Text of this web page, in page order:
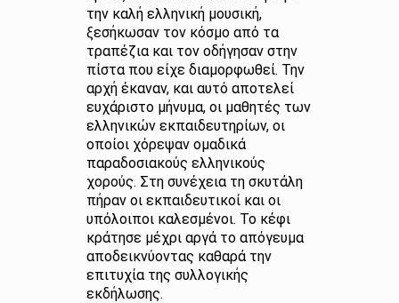
την καλή ελληνική μουσική,
ξεσήκωσαν τον κόσμο από τα
τραπέζια και τον οδήγησαν στην
πίστα που είχε διαμορφωθεί. Την
αρχή έκαναν, και αυτό αποτελεί
ευχάριστο μήνυμα, οι μαθητές των
ελληνικών εκπαιδευτηρίων, οι
οποίοι χόρεψαν ομαδικά
παραδοσιακούς ελληνικούς
χορούς. Στη συνέχεια τη σκυτάλη
πήραν οι εκπαιδευτικοί και οι
υπόλοιποι καλεσμένοι. Το κέφι
κράτησε μέχρι αργά το απόγευμα
αποδεικνύοντας καθαρά την
επιτυχία της συλλογικής
εκδήλωσης.